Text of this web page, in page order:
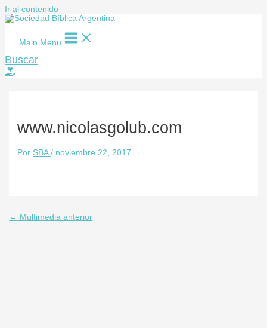
Ir al contenido
Main Menu
Buscar
www.nicolasgolub.com
Por SBA/ noviembre 22, 2017
← Multimedia anterior